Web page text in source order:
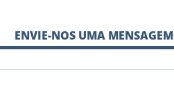
ENVIE-NOS UMA MENSAGEM